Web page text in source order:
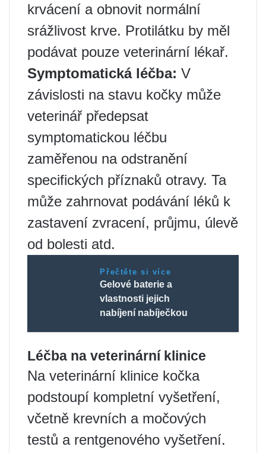
krvácení a obnovit normální
srážlivost krve. Protilátku by měl
podávat pouze veterinární lékař.
Symptomatická léčba: V
závislosti na stavu kočky může
veterinář předepsat
symptomatickou léčbu
zaměřenou na odstranění
specifických příznaků otravy. Ta
může zahrnovat podávání léků k
zastavení zvracení, průjmu, úlevě
od bolesti atd.
Přečtěte si více
Gelové baterie a
vlastnosti jejich
nabíjení nabíječkou
Léčba na veterinární klinice
Na veterinární klinice kočka
podstoupí kompletní vyšetření,
včetně krevních a močových
testů a rentgenového vyšetření.